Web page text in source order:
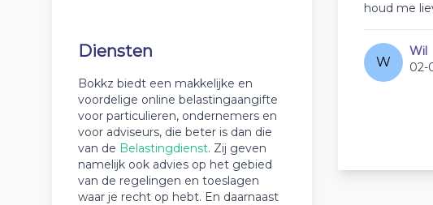
Diensten
Bokkz biedt een makkelijke en
voordelige online belastingaangifte
voor particulieren, ondernemers en
voor adviseurs, die beter is dan die
van de Belastingdienst. Zij geven
namelijk ook advies op het gebied
van de regelingen en toeslagen
waar je recht op hebt. En daarnaast
houd me
W
Wil
02-